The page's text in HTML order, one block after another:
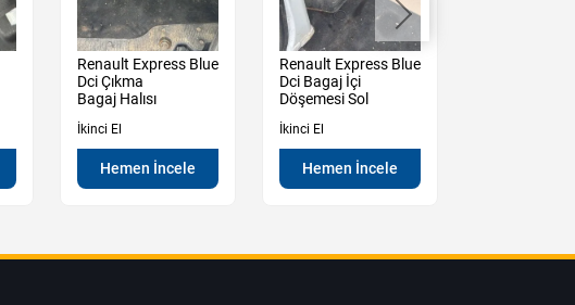
Renault Express Blue
Dci Çıkma
Bagaj Halısı
İkinci El
Hemen İncele
Renault Express Blue
Dci Bagaj İçi
Döşemesi Sol
İkinci El
Hemen İncele